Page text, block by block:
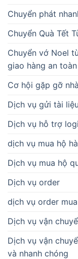
Chuyển phát
Chuyển Quà Tết
Chuyển vớ Noel
giao hàng an
Cơ hội gặp gỡ
Dịch vụ gửi tài
Dịch vụ hỗ trợ
dịch vụ mua hộ
Dịch vụ mua hộ
Dịch vụ order
dịch vụ order
Dịch vụ vận
Dịch vụ vận
và nhanh chóng